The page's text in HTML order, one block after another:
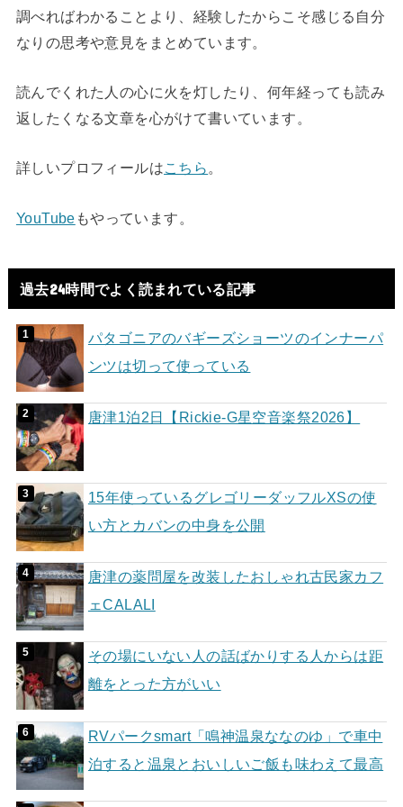
調べればわかることより、経験したからこそ感じる自分
なりの思考や意見をまとめています。
読んでくれた人の心に火を灯したり、何年経っても読み
返したくなる文章を心がけて書いています。
詳しいプロフィールはこちら 。
YouTube もやっています。
過去24時間でよく読まれている記事
パタゴニアのバギーズショーツのインナーパ
ンツは切って使っている
唐津1泊2日【Rickie-G星空音楽祭2026】
15年使っているグレゴリーダッフルXSの使
い方とカバンの中身を公開
唐津の薬問屋を改装したおしゃれ古民家カフ
ェCALALI
その場にいない人の話ばかりする人からは距
離をとった方がいい
RVパークsmart「鳴神温泉ななのゆ」で車中
泊すると温泉とおいしいご飯も味わえて最高